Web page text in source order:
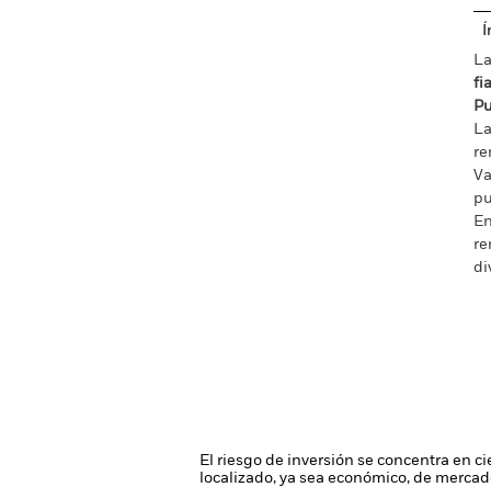
El riesgo de inversión se concentra en
localizado, ya sea económico, de